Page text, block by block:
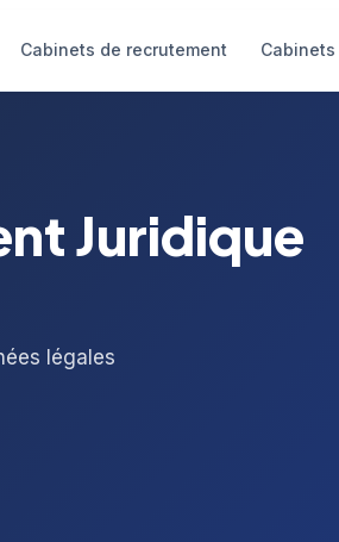
Cabinets de recrutement Cabinets
Juridique
légales